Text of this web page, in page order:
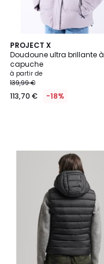
PROJECT X
Doudoune ultra brillante à
capuche
à partir de
139,99 €
113,70 € -18%